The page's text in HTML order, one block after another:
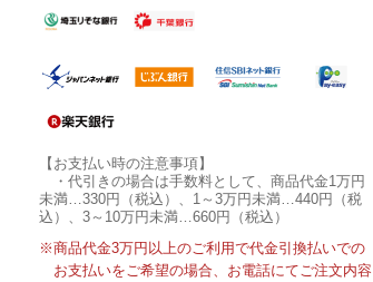
【お支払い時の注意事項】
・代引きの場合は手数料として、商品代金1万円
未満…330円（税込）、1～3万円未満…440円（税
込）、3～10万円未満…660円（税込）
※商品代金3万円以上のご利用で代金引換払いでの
お支払いをご希望の場合、お電話にてご注文内容